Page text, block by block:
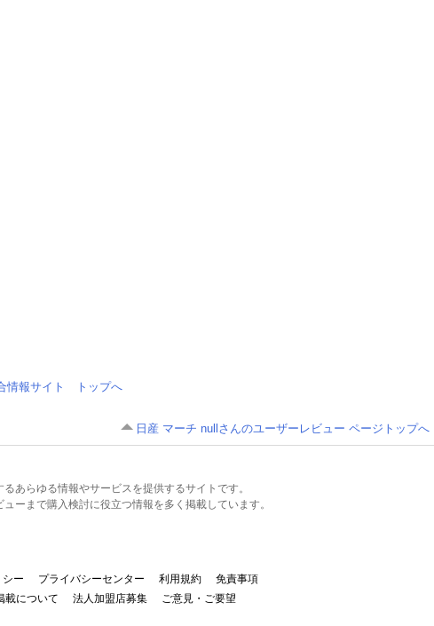
情報サイト トップへ
日産 マーチ nullさんのユーザーレビュー ページトップへ
あらゆる情報やサービスを提供するサイトです。
ーまで購入検討に役立つ情報を多く掲載しています。
シー プライバシーセンター 利用規約
免責事項
載について 法人加盟店募集
ご意見・ご要望